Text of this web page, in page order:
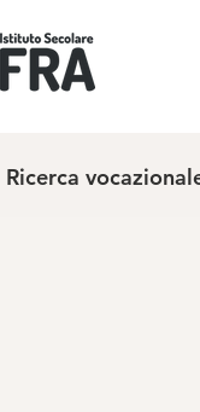
Ricerca